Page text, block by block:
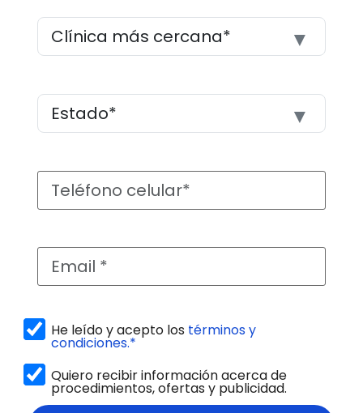
He leído y acepto los términos y
condiciones.*
Quiero recibir información acerca de
procedimientos, ofertas y publicidad.